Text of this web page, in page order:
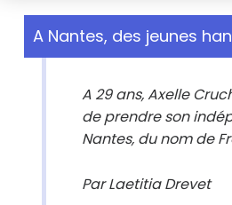
A Nantes, des jeunes
A 29 ans, Axelle
de prendre son
Nantes, du nom de
Par Laetitia Drevet